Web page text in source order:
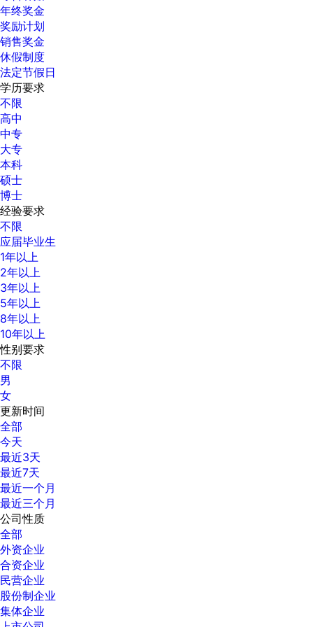
年终奖金
奖励计划
销售奖金
休假制度
法定节假日
学历要求
不限
高中
中专
大专
本科
硕士
博士
经验要求
不限
应届毕业生
1年以上
2年以上
3年以上
5年以上
8年以上
10年以上
性别要求
不限
男
女
更新时间
全部
今天
最近3天
最近7天
最近一个月
最近三个月
公司性质
全部
外资企业
合资企业
民营企业
股份制企业
集体企业